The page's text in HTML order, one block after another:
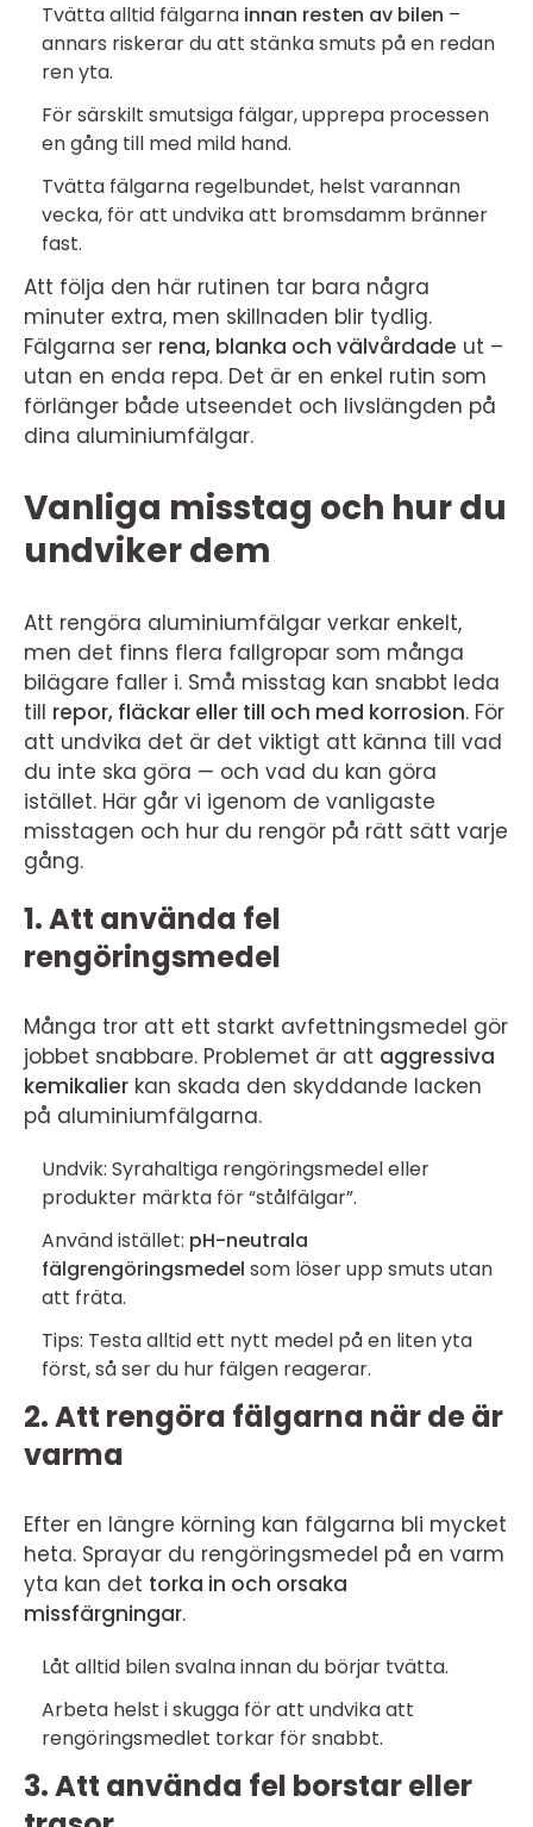
Tvätta alltid fälgarna innan resten av bilen –
annars riskerar du att stänka smuts på en redan
ren yta.
För särskilt smutsiga fälgar, upprepa processen
en gång till med mild hand.
Tvätta fälgarna regelbundet, helst varannan
vecka, för att undvika att bromsdamm bränner
fast.
Att följa den här rutinen tar bara några
minuter extra, men skillnaden blir tydlig.
Fälgarna ser rena, blanka och välvårdade ut –
utan en enda repa. Det är en enkel rutin som
förlänger både utseendet och livslängden på
dina aluminiumfälgar.
Vanliga misstag och hur du
undviker dem
Att rengöra aluminiumfälgar verkar enkelt,
men det finns flera fallgropar som många
bilägare faller i. Små misstag kan snabbt leda
till repor, fläckar eller till och med korrosion. För
att undvika det är det viktigt att känna till vad
du inte ska göra — och vad du kan göra
istället. Här går vi igenom de vanligaste
misstagen och hur du rengör på rätt sätt varje
gång.
1. Att använda fel
rengöringsmedel
Många tror att ett starkt avfettningsmedel gör
jobbet snabbare. Problemet är att aggressiva
kemikalier kan skada den skyddande lacken
på aluminiumfälgarna.
Undvik: Syrahaltiga rengöringsmedel eller
produkter märkta för “stålfälgar”.
Använd istället: pH-neutrala
fälgrengöringsmedel som löser upp smuts utan
att fräta.
Tips: Testa alltid ett nytt medel på en liten yta
först, så ser du hur fälgen reagerar.
2. Att rengöra fälgarna när de är
varma
Efter en längre körning kan fälgarna bli mycket
heta. Sprayar du rengöringsmedel på en varm
yta kan det torka in och orsaka
missfärgningar.
Låt alltid bilen svalna innan du börjar tvätta.
Arbeta helst i skugga för att undvika att
rengöringsmedlet torkar för snabbt.
3. Att använda fel borstar eller